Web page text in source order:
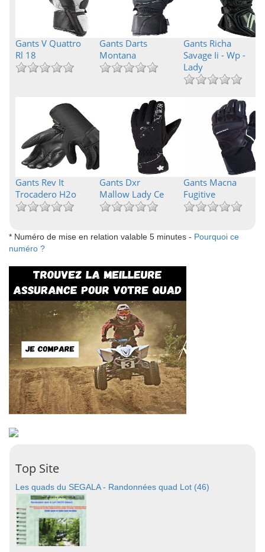
Gants V Quattro
Rl 18
Gants Darts
Montana
Gants Richa
Savage Ii - Wp -
Lady
Gants Rev It
Trocadero H2o
Gants Dxr
Mallow Lady Ce
Gants Macna
Fugitive
* Numéro de mise en relation valable 5 minutes - Pourquoi ce
numéro ?
Top Site
Les quads du SEGALA - Randonnées quad Lot (46)